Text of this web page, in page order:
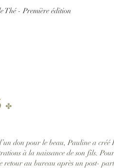
Thé - Première édition
​✤
don pour le beau, Pauline a créé
à la naissance de son fils.
retour au bureau après un post-